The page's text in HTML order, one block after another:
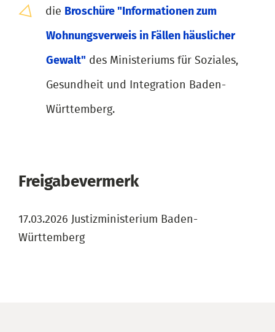
die Broschüre "Informationen zum
Wohnungsverweis in Fällen häuslicher
Gewalt" des Ministeriums für Soziales,
Gesundheit und Integration Baden-
Württemberg.
Freigabevermerk
17.03.2026 Justizministerium Baden-
Württemberg